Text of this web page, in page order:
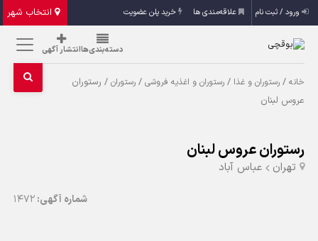
انتخاب شهر ورود / ثبت نام علاقه‌مندی ها خرید پلن عضویت
دسته‌بندی‌هاانتشار آگهی
خانه /رستوران و غذا /رستوران و اغذیه فروشی /رستوران / رستوران
عروس لبنان
رستوران عروس لبنان
تهران عباس آباد
شماره آگهی:1472